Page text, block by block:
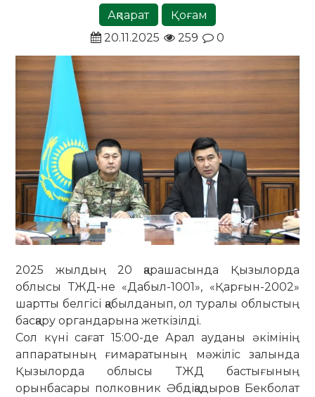
Ақпарат
Қоғам
20.11.2025
259 0
​2025 жылдың 20 қарашасында Қызылорда
облысы ТЖД-не «Дабыл-1001», «Қарғын-2002»
шартты белгісі қабылданып, ол туралы облыстың
басқару органдарына жеткізілді.
​Сол күні сағат 15:00-де Арал ауданы әкімінің
аппаратының ғимаратының мәжіліс залында
Қызылорда облысы ТЖД бастығының
орынбасары полковник Әбдіқадыров Бекболат